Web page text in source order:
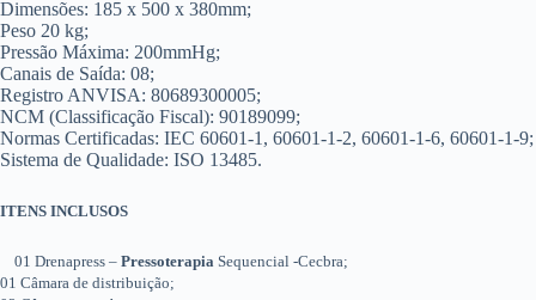
Dimensões: 185 x 500 x 380mm;
Peso 20 kg;
Pressão Máxima: 200mmHg;
Canais de Saída: 08;
Registro ANVISA: 80689300005;
NCM (Classificação Fiscal): 90189099;
Normas Certificadas: IEC 60601-1, 60601-1-2, 60601-1-6, 60601-1-9;
Sistema de Qualidade: ISO 13485.
ITENS INCLUSOS
01 Drenapress – Pressoterapia Sequencial -Cecbra;
01 Câmara de distribuição;